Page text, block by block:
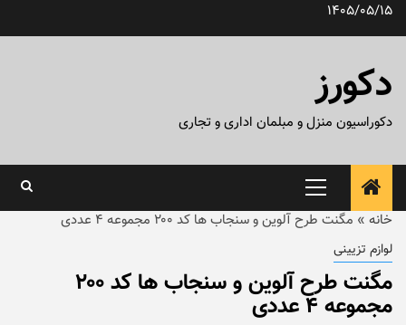
پرش1405/05/15
دکورز
دکوراسیون منزل و مبلمان اداری و تجاری
منوی
اصلی
خانه » مگنت طرح آلوین و سنجاب ها کد ۲۰۰ مجموعه ۴ عددی
لوازم تزیینی
مگنت طرح آلوین و سنجاب ها کد ۲۰۰
مجموعه ۴ عددی